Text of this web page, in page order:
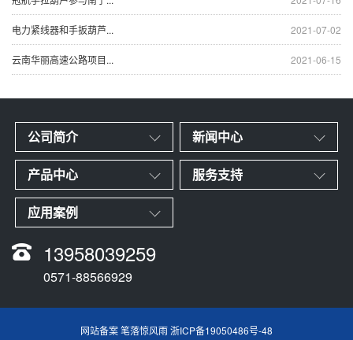
2021-07-02
电力紧线器和手扳葫芦...
2021-06-15
云南华丽高速公路项目...
公司简介 新闻中心
产品中心 服务支持
应用案例
13958039259
0571-88566929
网站备案 笔落惊风雨浙ICP备19050486号-48